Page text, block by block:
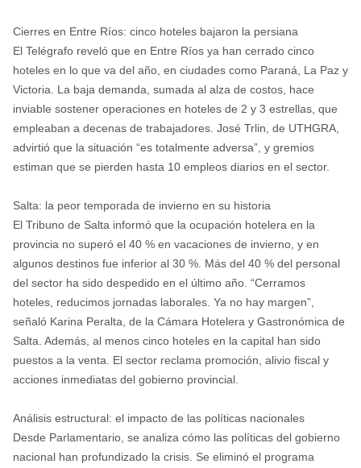
Cierres en Entre Ríos: cinco hoteles bajaron la persiana
El Telégrafo reveló que en Entre Ríos ya han cerrado cinco
hoteles en lo que va del año, en ciudades como Paraná, La Paz y
Victoria. La baja demanda, sumada al alza de costos, hace
inviable sostener operaciones en hoteles de 2 y 3 estrellas, que
empleaban a decenas de trabajadores. José Trlin, de UTHGRA,
advirtió que la situación “es totalmente adversa”, y gremios
estiman que se pierden hasta 10 empleos diarios en el sector.
Salta: la peor temporada de invierno en su historia
El Tribuno de Salta informó que la ocupación hotelera en la
provincia no superó el 40 % en vacaciones de invierno, y en
algunos destinos fue inferior al 30 %. Más del 40 % del personal
del sector ha sido despedido en el último año. “Cerramos
hoteles, reducimos jornadas laborales. Ya no hay margen”,
señaló Karina Peralta, de la Cámara Hotelera y Gastronómica de
Salta. Además, al menos cinco hoteles en la capital han sido
puestos a la venta. El sector reclama promoción, alivio fiscal y
acciones inmediatas del gobierno provincial.
Análisis estructural: el impacto de las políticas nacionales
Desde Parlamentario, se analiza cómo las políticas del gobierno
nacional han profundizado la crisis. Se eliminó el programa